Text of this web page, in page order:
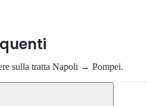
sulla tratta Napoli → Pompei.